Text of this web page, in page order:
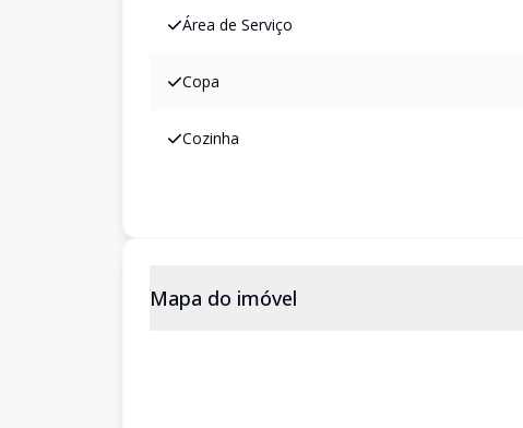
Área de Serviço
Copa
Cozinha
Mapa do imóvel